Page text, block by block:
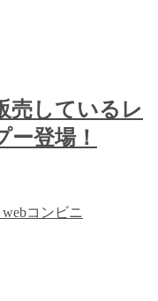
売しているレ
登場！
webコンビニ